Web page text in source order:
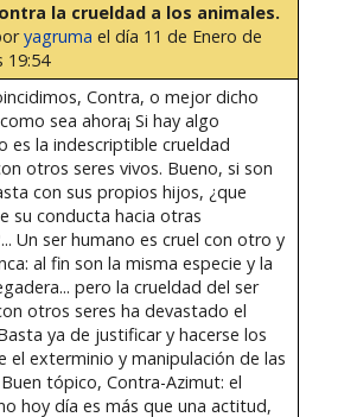
la crueldad a los animales.
yagruma el día 11 de Enero de
19:54
Contra, o mejor dicho
sea ahora¡ Si hay algo
es la indescriptible crueldad
otros seres vivos. Bueno, si son
con sus propios hijos, ¿que
su conducta hacia otras
Un ser humano es cruel con otro y
al fin son la misma especie y la
pero la crueldad del ser
otros seres ha devastado el
ya de justificar y hacerse los
el exterminio y manipulación de las
Buen tópico, Contra-Azimut: el
hoy día es más que una actitud,